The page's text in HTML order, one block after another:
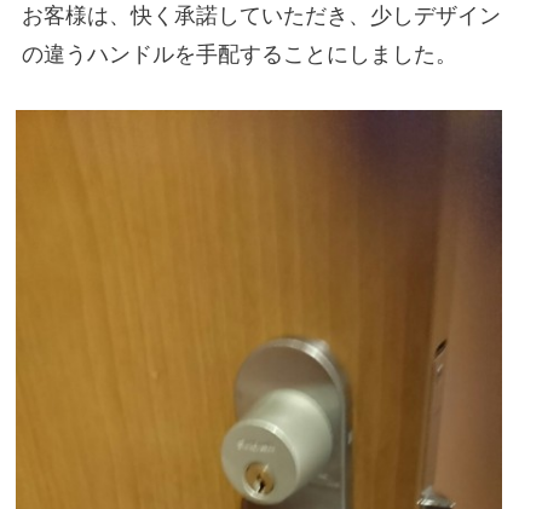
お客様は、快く承諾していただき、少しデザイン
の違うハンドルを手配することにしました。